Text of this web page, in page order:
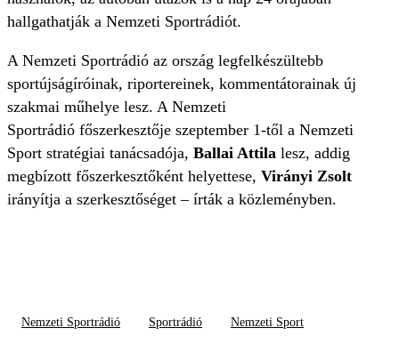
hallgathatják a Nemzeti Sportrádiót.
A Nemzeti Sportrádió az ország legfelkészültebb
sportújságíróinak, riportereinek, kommentátorainak új
szakmai műhelye lesz. A Nemzeti
Sportrádió főszerkesztője szeptember 1-től a Nemzeti
Sport stratégiai tanácsadója, Ballai Attila lesz, addig
megbízott főszerkesztőként helyettese, Virányi Zsolt
irányítja a szerkesztőséget – írták a közleményben.
Nemzeti Sportrádió Sportrádió Nemzeti Sport